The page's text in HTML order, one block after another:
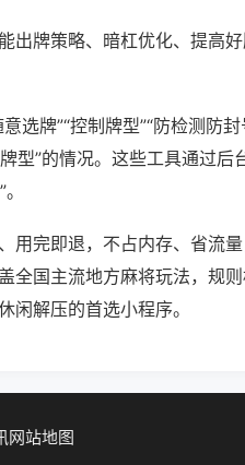
出牌策略、暗杠优化、提高
选牌”“控制牌型”“防检测防
型”的情况。这些工具通过后
用完即退，不占内存、省流
国主流地方麻将玩法，规则
闲解压的首选小程序。
网站地图